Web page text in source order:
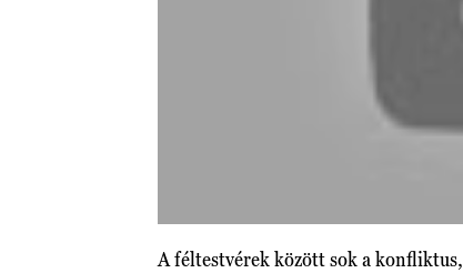
A féltestvérek között sok a konfliktus,